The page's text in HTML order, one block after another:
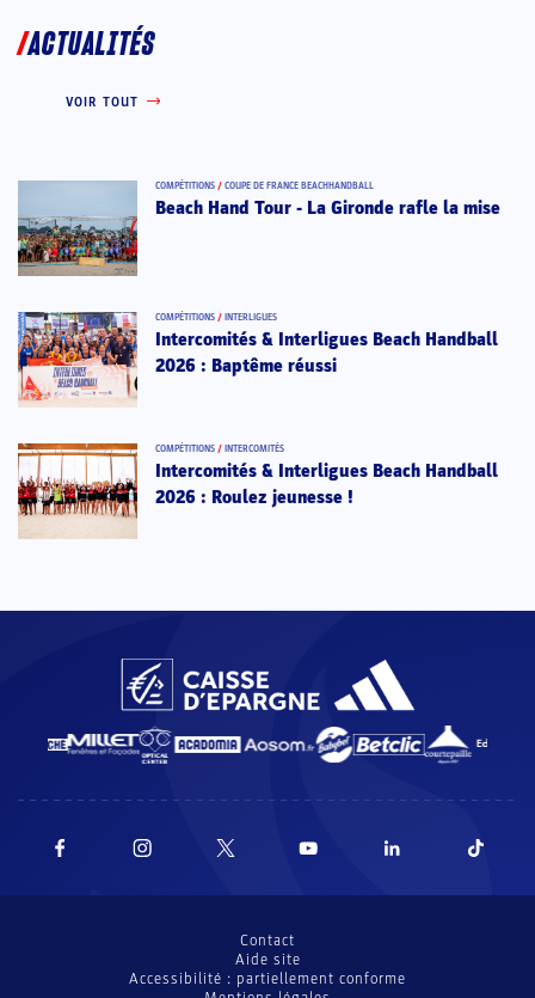
ACTUALITÉS
VOIR TOUT
COMPÉTITIONS / COUPE DE FRANCE BEACHHANDBALL
Beach Hand Tour - La Gironde rafle la mise
COMPÉTITIONS / INTERLIGUES
Intercomités & Interligues Beach Handball
2026 : Baptême réussi
COMPÉTITIONS / INTERCOMITÉS
Intercomités & Interligues Beach Handball
2026 : Roulez jeunesse !
Contact
Aide site
Accessibilité : partiellement conforme